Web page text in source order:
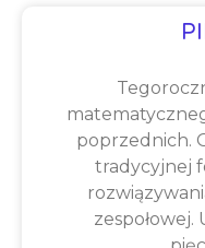
poprzednich.
tradycyjnej